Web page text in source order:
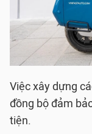
Việc xây dựng
đồng bộ đảm
tiện.